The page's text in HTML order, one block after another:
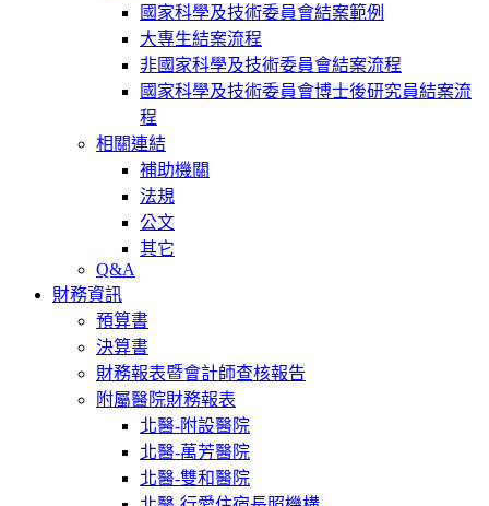
國家科學及技術委員會結案範例
大專生結案流程
非國家科學及技術委員會結案流程
國家科學及技術委員會博士後研究員結案流
程
相關連結
補助機關
法規
公文
其它
Q&A
財務資訊
預算書
決算書
財務報表暨會計師查核報告
附屬醫院財務報表
北醫-附設醫院
北醫-萬芳醫院
北醫-雙和醫院